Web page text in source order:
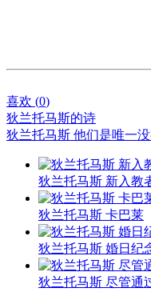
喜欢 (0)
狄兰托马斯的诗
狄兰托马斯 他们是唯一
狄兰托马斯 新入教
狄兰托马斯 卡巴莱
狄兰托马斯 婚日纪
狄兰托马斯 尽管通